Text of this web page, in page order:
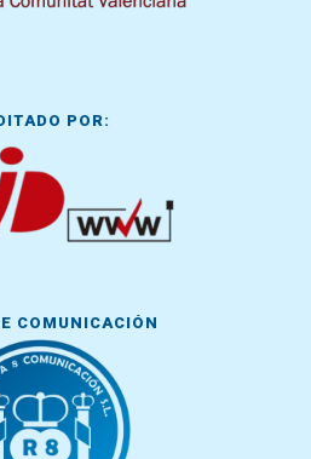
POR:
COMUNICACIÓN